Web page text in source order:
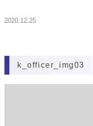
2020.12.25
k_officer_img03